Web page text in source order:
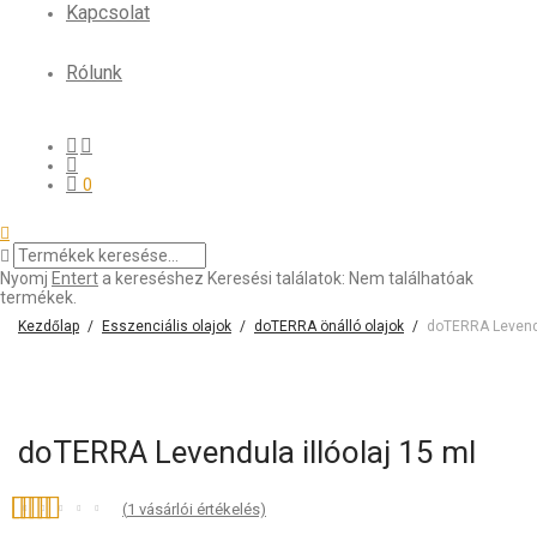
Kapcsolat
Rólunk
0
Nyomj Entert a kereséshez Keresési találatok: Nem találhatóak
termékek.
Kezdőlap / Esszenciális olajok / doTERRA önálló olajok / doTERRA Levendula illóolaj 15
doTERRA Levendula illóolaj 15 ml
(1 vásárlói értékelés)